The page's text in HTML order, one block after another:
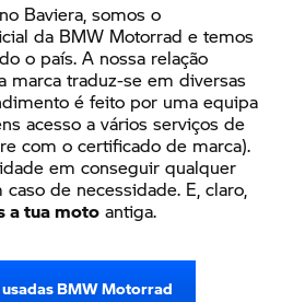
Baviera, somos o
da BMW Motorrad e temos
o país. A nossa relação
marca traduz-se em diversas
é feito por uma equipa
acesso a vários serviços de
com o certificado de marca).
em conseguir qualquer
de necessidade. E, claro,
a tua moto antiga.
BMW Motorrad